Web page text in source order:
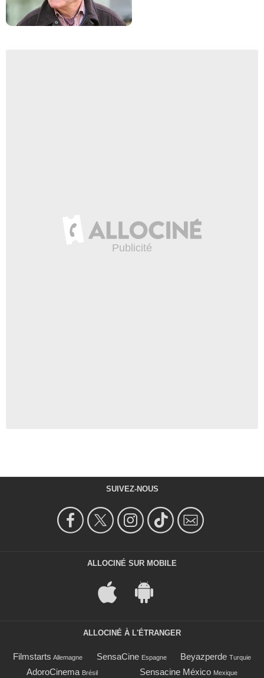
SUIVEZ-NOUS
ALLOCINÉ SUR MOBILE
ALLOCINÉ À L'ÉTRANGER
Filmstarts Allemagne SensaCine Espagne Beyazperde Turquie
AdoroCinema Brésil Sensacine México Mexique